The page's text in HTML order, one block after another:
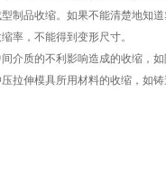
制品收缩。如果不能清楚地知
率，不能得到变形尺寸。
介质的不利影响造成的收缩，如
拉伸模具所用材料的收缩，如铸